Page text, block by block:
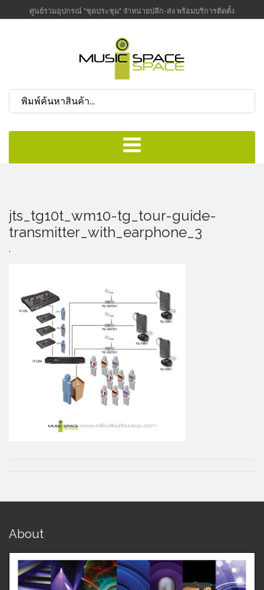
ศูนย์รวมอุปกรณ์ "ชุดประชุม" จำหน่ายปลีก-ส่ง พร้อมบริการติดตั้ง
jts_tg10t_wm10-tg_tour-guide-
transmitter_with_earphone_3
About